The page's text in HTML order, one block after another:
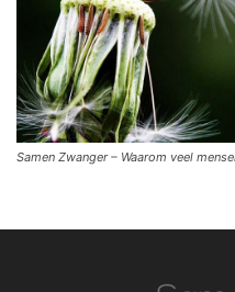
Samen Zwanger – Waarom veel